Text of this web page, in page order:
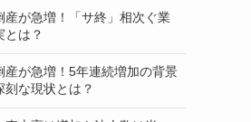
産が急増！「サ終」相次ぐ業
とは？
産が急増！5年連続増加の背景
刻な現状とは？